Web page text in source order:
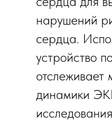
нарушений
сердца.
устройство
динамики